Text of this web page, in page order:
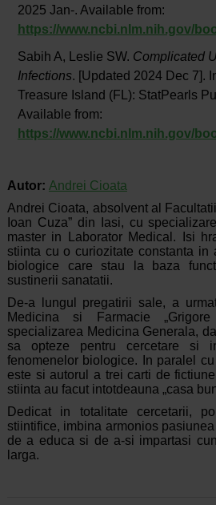
2025 Jan-. Available from:
https://www.ncbi.nlm.nih.gov/
Sabih A, Leslie SW. Complicated
Infections. [Updated 2024 Dec 7].
Treasure Island (FL): StatPearls
Available from:
https://www.ncbi.nlm.nih.gov/
Autor: Andrei Cioata
Andrei Cioata, absolvent al
Ioan Cuza” din Iasi, cu
master in Laborator Medical. Isi
stiinta cu o curiozitate constanta in
biologice care stau la baza
sustinerii sanatatii.
De-a lungul pregatirii sale, a
Medicina si Farmacie
specializarea Medicina Generala,
sa opteze pentru cercetare si
fenomenelor biologice. In paralel
este si autorul a trei carti de
stiinta au facut intotdeauna „casa
Dedicat in totalitate cercetarii,
stiintifice, imbina armonios
de a educa si de a-si impartasi
larga.